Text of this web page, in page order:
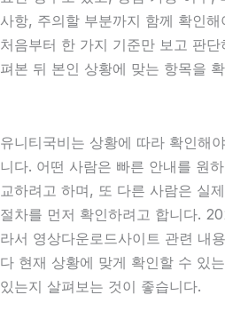
사항, 주의할 부분까지 함께 확인
처음부터 한 가지 기준만 보고 판
펴본 뒤 본인 상황에 맞는 항목을
유니티국비는 상황에 따라 확인해
니다. 어떤 사람은 빠른 안내를 원
교하려고 하며, 또 다른 사람은 실
절차를 먼저 확인하려고 합니다.
라서 영상다운로드사이트 관련 내
다 현재 상황에 맞게 확인할 수 있
있는지 살펴보는 것이 좋습니다.